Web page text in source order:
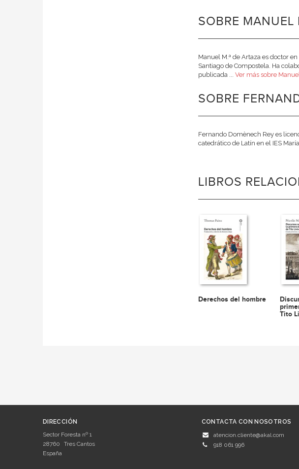
SOBRE MANUEL
Manuel M.ª de Artaza es doctor
Santiago de Compostela. Ha
publicada ... Ver más sobre
SOBRE
Fernando Domènech Rey es
catedrático de Latín en el IES
LIBROS
Derechos del hombre
Tito
DIRECCIÓN
Sector Foresta nº 1
28760
Tres Cantos
España
CONTACTA CON NOSOTROS
atencion.cliente@akal.com
918 061 996